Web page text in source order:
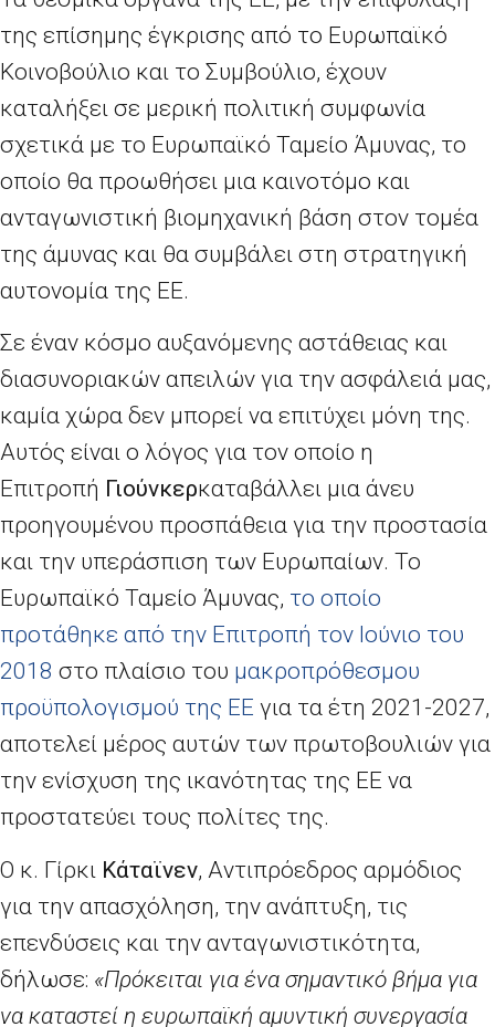
της επίσημης έγκρισης από το Ευρωπαϊκό
Κοινοβούλιο και το Συμβούλιο, έχουν
καταλήξει σε μερική πολιτική συμφωνία
σχετικά με το Ευρωπαϊκό Ταμείο Άμυνας, το
οποίο θα προωθήσει μια καινοτόμο και
ανταγωνιστική βιομηχανική βάση στον τομέα
της άμυνας και θα συμβάλει στη στρατηγική
αυτονομία της ΕΕ.
Σε έναν κόσμο αυξανόμενης αστάθειας και
διασυνοριακών απειλών για την ασφάλειά μας,
καμία χώρα δεν μπορεί να επιτύχει μόνη της.
Αυτός είναι ο λόγος για τον οποίο η
Επιτροπή Γιούνκερκαταβάλλει μια άνευ
προηγουμένου προσπάθεια για την προστασία
και την υπεράσπιση των Ευρωπαίων. Το
Ευρωπαϊκό Ταμείο Άμυνας, το οποίο
προτάθηκε από την Επιτροπή τον Ιούνιο του
2018 στο πλαίσιο του μακροπρόθεσμου
προϋπολογισμού της ΕΕ για τα έτη 2021-2027,
αποτελεί μέρος αυτών των πρωτοβουλιών για
την ενίσχυση της ικανότητας της ΕΕ να
προστατεύει τους πολίτες της.
Ο κ. Γίρκι Κάταϊνεν, Aντιπρόεδρος αρμόδιος
για την απασχόληση, την ανάπτυξη, τις
επενδύσεις και την ανταγωνιστικότητα,
δήλωσε: «Πρόκειται για ένα σημαντικό βήμα για
να καταστεί η ευρωπαϊκή αμυντική συνεργασία